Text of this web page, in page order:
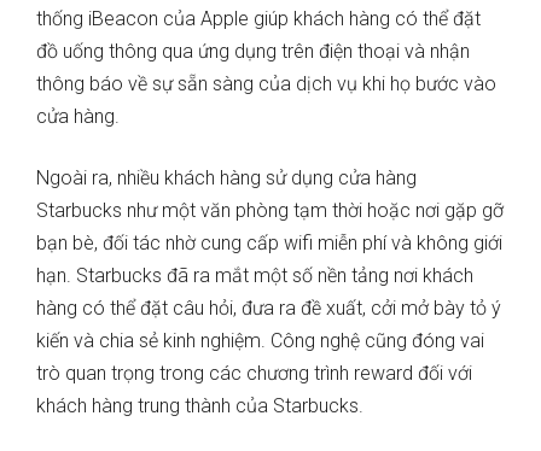
thống iBeacon của Apple giúp khách hàng có thể đặt
đồ uống thông qua ứng dụng trên điện thoại và nhận
thông báo về sự sẵn sàng của dịch vụ khi họ bước vào
cửa hàng.
Ngoài ra, nhiều khách hàng sử dụng cửa hàng
Starbucks như một văn phòng tạm thời hoặc nơi gặp gỡ
bạn bè, đối tác nhờ cung cấp wifi miễn phí và không giới
hạn. Starbucks đã ra mắt một số nền tảng nơi khách
hàng có thể đặt câu hỏi, đưa ra đề xuất, cởi mở bày tỏ ý
kiến ​​và chia sẻ kinh nghiệm. Công nghệ cũng đóng vai
trò quan trọng trong các chương trình reward đối với
khách hàng trung thành của Starbucks.